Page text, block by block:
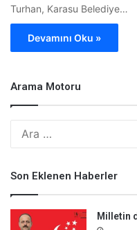
Turhan, Karasu Belediye…
Devamını Oku »
Arama Motoru
Son Eklenen Haberler
Milletin